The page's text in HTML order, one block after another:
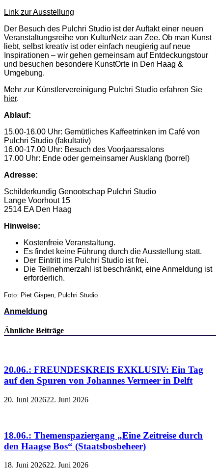
Link zur Ausstellung
Der Besuch des Pulchri Studio ist der Auftakt einer neuen
Veranstaltungsreihe von KulturNetz aan Zee. Ob man Kunst
liebt, selbst kreativ ist oder einfach neugierig auf neue
Inspirationen – wir gehen gemeinsam auf Entdeckungstour
und besuchen besondere KunstOrte in Den Haag &
Umgebung.
Mehr zur Künstlervereinigung Pulchri Studio erfahren Sie
hier.
Ablauf:
15.00-16.00 Uhr: Gemütliches Kaffeetrinken im Café von
Pulchri Studio (fakultativ)
16.00-17.00 Uhr: Besuch des Voorjaarssalons
17.00 Uhr: Ende oder gemeinsamer Ausklang (borrel)
Adresse:
Schilderkundig Genootschap Pulchri Studio
Lange Voorhout 15
2514 EA Den Haag
Hinweise:
Kostenfreie Veranstaltung.
Es findet keine Führung durch die Ausstellung statt.
Der Eintritt ins Pulchri Studio ist frei.
Die Teilnehmerzahl ist beschränkt, eine Anmeldung ist
erforderlich.
Foto: Piet Gispen, Pulchri Studio
Anmeldung
Ähnliche Beiträge
20.06.: FREUNDESKREIS EXKLUSIV: Ein Tag
auf den Spuren von Johannes Vermeer in Delft
20. Juni 202622. Juni 2026
18.06.: Themenspaziergang „Eine Zeitreise durch
den Haagse Bos“ (Staatsbosbeheer)
18. Juni 202622. Juni 2026